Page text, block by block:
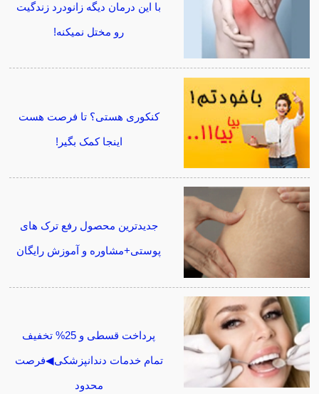
با این درمان دیگه زانودرد زندگیت
رو مختل نمیکنه!
کنکوری هستی؟ تا فرصت هست
اینجا کمک بگیر!
جدیدترین محصول رفع ترک های
پوستی+مشاوره و آموزش رایگان
پرداخت قسطی و 25% تخفیف
تمام خدمات دندانپزشکی◀فرصت
محدود